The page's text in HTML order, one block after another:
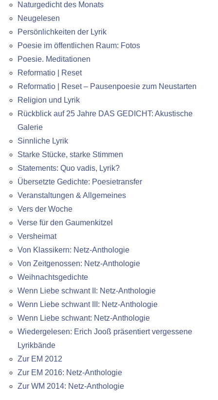
Naturgedicht des Monats
Neugelesen
Persönlichkeiten der Lyrik
Poesie im öffentlichen Raum: Fotos
Poesie. Meditationen
Reformatio | Reset
Reformatio | Reset – Pausenpoesie zum Neustarten
Religion und Lyrik
Rückblick auf 25 Jahre DAS GEDICHT: Akustische
Galerie
Sinnliche Lyrik
Starke Stücke, starke Stimmen
Statements: Quo vadis, Lyrik?
Übersetzte Gedichte: Poesietransfer
Veranstaltungen & Allgemeines
Vers der Woche
Verse für den Gaumenkitzel
Versheimat
Von Klassikern: Netz-Anthologie
Von Zeitgenossen: Netz-Anthologie
Weihnachtsgedichte
Wenn Liebe schwant II: Netz-Anthologie
Wenn Liebe schwant III: Netz-Anthologie
Wenn Liebe schwant: Netz-Anthologie
Wiedergelesen: Erich Jooß präsentiert vergessene
Lyrikbände
Zur EM 2012
Zur EM 2016: Netz-Anthologie
Zur WM 2014: Netz-Anthologie